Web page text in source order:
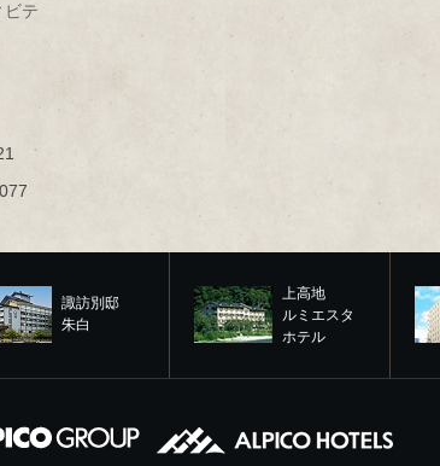
ビテ
諏訪別邸
朱白
上高地
ルミエスタ
ホテル